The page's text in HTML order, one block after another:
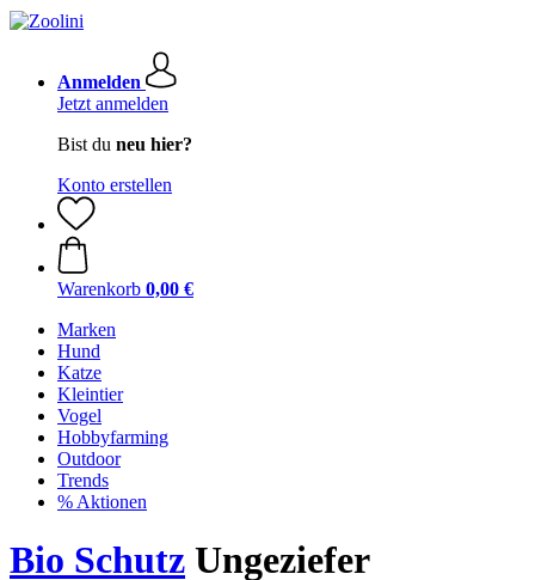
Anmelden
Jetzt anmelden
Bist du neu hier?
Konto erstellen
Warenkorb 0,00 €
Marken
Hund
Katze
Kleintier
Vogel
Hobbyfarming
Outdoor
Trends
% Aktionen
Bio Schutz Ungeziefer